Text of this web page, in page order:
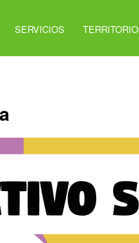
SERVICIOS TERRITORIO